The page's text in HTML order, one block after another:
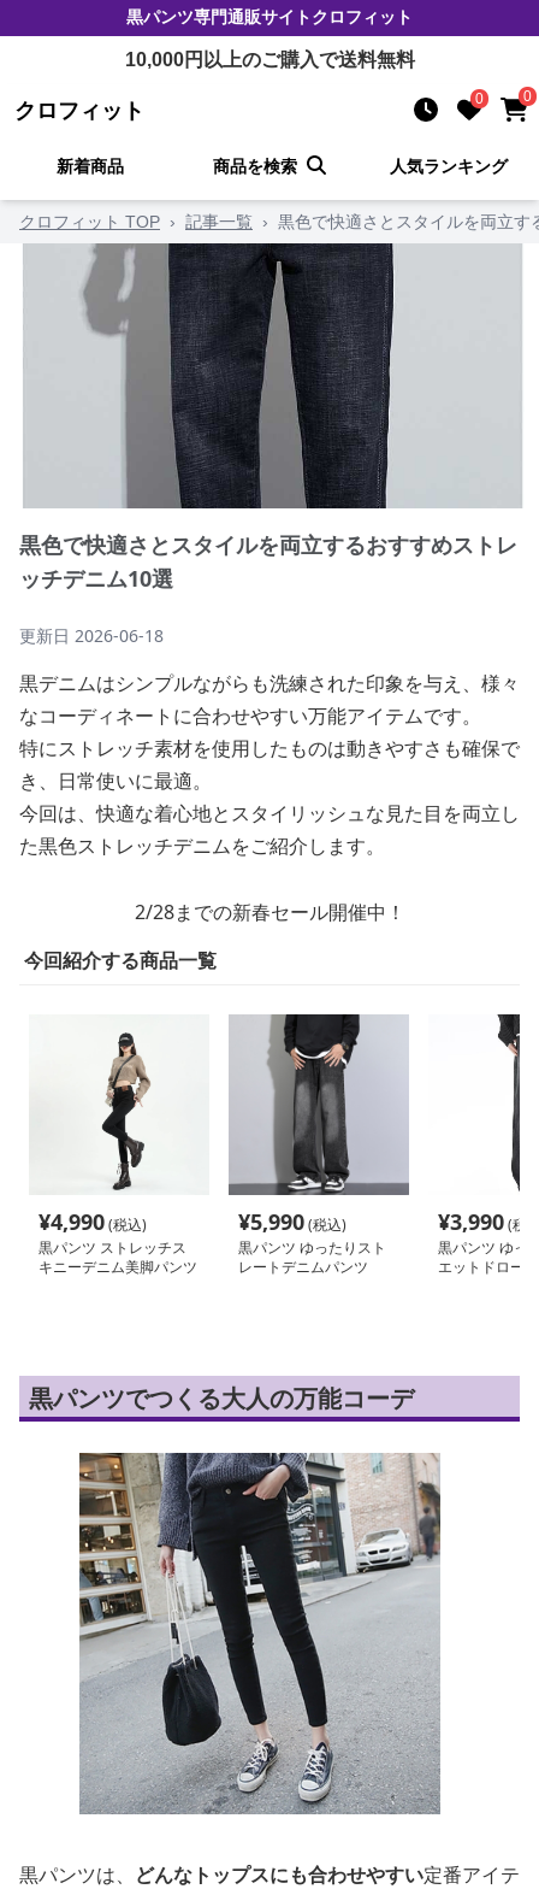
黒パンツ専門通販サイトクロフィット
10,000円以上のご購入で送料無料
クロフィット 0 0
新着商品 商品を検索 人気ランキング
クロフィット TOP › 記事一覧 › 黒色で快適さとスタイルを両立
黒色で快適さとスタイルを両立するおすすめストレ
ッチデニム10選
更新日 2026-06-18
黒デニムはシンプルながらも洗練された印象を与え、様々
なコーディネートに合わせやすい万能アイテムです。
特にストレッチ素材を使用したものは動きやすさも確保で
き、日常使いに最適。
今回は、快適な着心地とスタイリッシュな見た目を両立し
た黒色ストレッチデニムをご紹介します。
2/28までの新春セール開催中！
今回紹介する商品一覧
¥4,990(税込)
黒パンツ ストレッチス
キニーデニム美脚パンツ
¥5,990(税込)
黒パンツ ゆったりスト
レートデニムパンツ
¥3,990(税
黒パンツ ゆっ
エットドロー
黒パンツでつくる大人の万能コーデ
黒パンツは、 どんなトップスにも合わせやすい定番アイテ